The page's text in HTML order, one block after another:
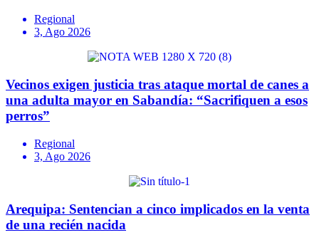
Regional
3, Ago 2026
Vecinos exigen justicia tras ataque mortal de canes a
una adulta mayor en Sabandía: “Sacrifiquen a esos
perros”
Regional
3, Ago 2026
Arequipa: Sentencian a cinco implicados en la venta
de una recién nacida